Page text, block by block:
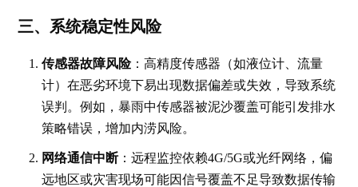
三、系统稳定性风险
传感器故障风险：高精度传感器（如液位计、流量
计）在恶劣环境下易出现数据偏差或失效，导致系统
误判。例如，暴雨中传感器被泥沙覆盖可能引发排水
策略错误，增加内涝风险。
网络通信中断：远程监控依赖4G/5G或光纤网络，偏
远地区或灾害现场可能因信号覆盖不足导致数据传输